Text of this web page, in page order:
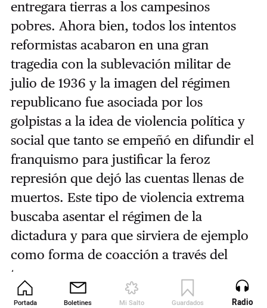
Portada Boletines Mi Salto Guardados Revista
entregara tierras a los campesinos
pobres. Ahora bien, todos los intentos
reformistas acabaron en una gran
tragedia con la sublevación militar de
julio de 1936 y la imagen del régimen
republicano fue asociada por los
golpistas a la idea de violencia política y
social que tanto se empeñó en difundir el
franquismo para justificar la feroz
represión que dejó las cuentas llenas de
muertos. Este tipo de violencia extrema
buscaba asentar el régimen de la
dictadura y para que sirviera de ejemplo
como forma de coacción a través del
terror.
Radio